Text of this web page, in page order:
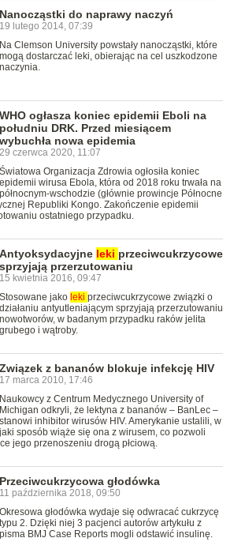
Nanocząstki do naprawy naczyń
19 lutego 2014, 07:39
Na Clemson University powstały nanocząstki, które
mogą dostarczać leki, obierając na cel uszkodzone
naczynia.
WHO ogłasza koniec epidemii Eboli na
południu DRK. Przed miesiącem
wybuchła nowa epidemia
29 czerwca 2020, 11:07
Światowa Organizacja Zdrowia ogłosiła koniec
epidemii wirusa Ebola, która od 2018 roku trwała na
północnym-wschodzie (głównie prowincje Północne
Republiki Kongo. Zakończenie epidemii
ostatniego przypadku.
Antyoksydacyjne leki przeciwcukrzycowe
sprzyjają przerzutowaniu
15 kwietnia 2016, 09:47
Stosowane jako leki przeciwcukrzycowe związki o
działaniu antyutleniającym sprzyjają przerzutowaniu
nowotworów, w badanym przypadku raków jelita
grubego i wątroby.
Związek z bananów blokuje infekcję HIV
17 marca 2010, 17:46
Naukowcy z Centrum Medycznego University of
Michigan odkryli, że lektyna z bananów – BanLec –
stanowi inhibitor wirusów HIV. Amerykanie ustalili, w
jaki sposób wiąże się ona z wirusem, co pozwoli
jego przenoszeniu drogą płciową.
Przeciwcukrzycowa głodówka
11 października 2018, 09:50
Okresowa głodówka wydaje się odwracać cukrzycę
typu 2. Dzięki niej 3 pacjenci autorów artykułu z
pisma BMJ Case Reports mogli odstawić insulinę.